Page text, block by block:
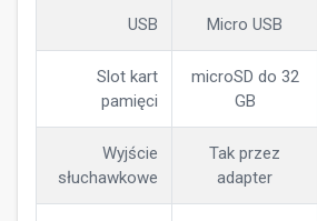
USB Micro USB
Slot kart
pamięci
microSD do 32
GB
Wyjście
słuchawkowe
Tak przez
adapter